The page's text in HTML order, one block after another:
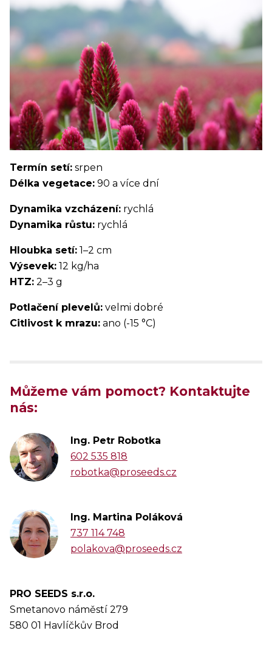
Termín setí: srpen
Délka vegetace: 90 a více dní
Dynamika vzcházení: rychlá
Dynamika růstu: rychlá
Hloubka setí: 1–2 cm
Výsevek: 12 kg/ha
HTZ: 2–3 g
Potlačení plevelů: velmi dobré
Citlivost k mrazu: ano (-15 °C)
Můžeme vám pomoct? Kontaktujte
nás:
Ing. Petr Robotka
602 535 818
robotka@proseeds.cz
Ing. Martina Poláková
737 114 748
polakova@proseeds.cz
PRO SEEDS s.r.o.
Smetanovo náměstí 279
580 01 Havlíčkův Brod